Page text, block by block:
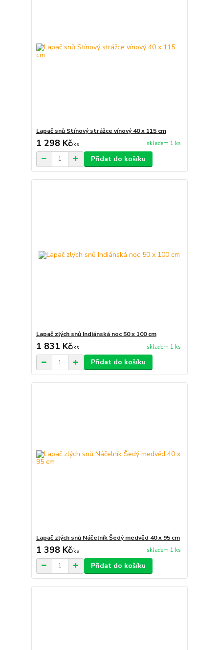
Lapač snů Stínový strážce vínový 40 x 115 cm
1 298 Kč/ks skladem 1 ks
Přidat do košíku
Lapač zlých snů Indiánská noc 50 x 100 cm
1 831 Kč/ks skladem 1 ks
Přidat do košíku
Lapač zlých snů Náčelník Šedý medvěd 40 x 95 cm
1 398 Kč/ks skladem 1 ks
Přidat do košíku